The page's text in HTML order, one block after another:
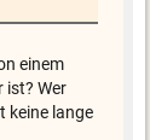
einem
ist? Wer
keine lange